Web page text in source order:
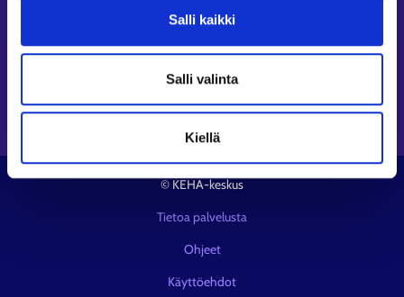
Salli kaikki
Salli valinta
Kiellä
Facebook⁠
© KEHA-keskus
Tietoa palvelusta
Ohjeet
Käyttöehdot